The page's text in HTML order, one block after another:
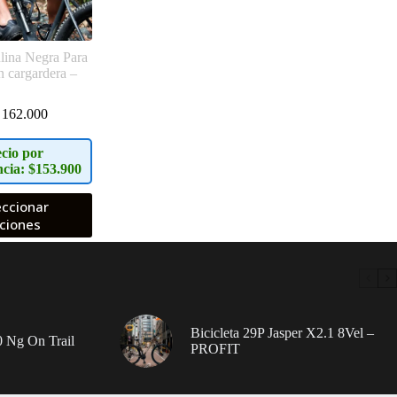
Negra Para
cargardera –
162.000
por
$153.900
Ng On Trail
Bicicleta 29P Jasper X2.1 8Vel –
PROFIT